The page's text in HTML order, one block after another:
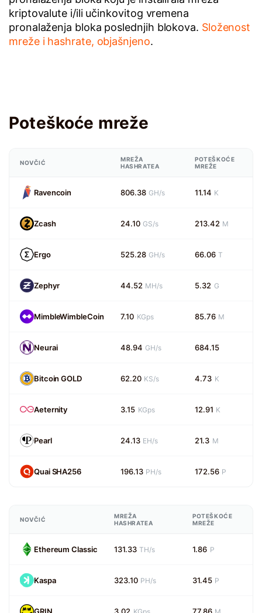
kriptovalute i/ili učinkovitog vremena
pronalaženja bloka poslednjih blokova. Složenost
mreže i hashrate, objašnjeno.
Poteškoće mreže
NOVČIĆ
MREŽA
HASHRATEA
POTEŠKOĆE
MREŽE
Ravencoin 806.38 GH/s 11.14 K
Zcash 24.10 GS/s 213.42 M
Ergo 525.28 GH/s 66.06 T
Zephyr 44.52 MH/s 5.32 G
MimbleWimbleCoin 7.10 KGps 85.76 M
Neurai 48.94 GH/s 684.15
Bitcoin GOLD 62.20 KS/s 4.73 K
Aeternity 3.15 KGps 12.91 K
Pearl 24.13 EH/s 21.3 M
Quai SHA256 196.13 PH/s 172.56 P
NOVČIĆ
MREŽA
HASHRATEA
POTEŠKOĆE
MREŽE
Ethereum Classic 131.33 TH/s 1.86 P
Kaspa 323.10 PH/s 31.45 P